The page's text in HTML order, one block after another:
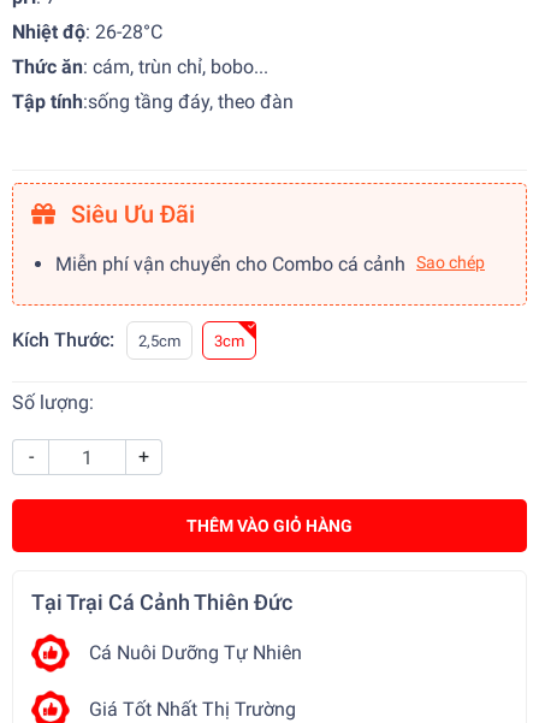
Nhiệt độ: 26-28°C
Thức ăn: cám, trùn chỉ, bobo...
Tập tính:sống tầng đáy, theo đàn
Siêu Ưu Đãi
Miễn phí vận chuyển cho Combo cá cảnh Sao chép
Kích Thước: 2,5cm 3cm
Số lượng:
- +
THÊM VÀO GIỎ HÀNG
Tại Trại Cá Cảnh Thiên Đức
Cá Nuôi Dưỡng Tự Nhiên
Giá Tốt Nhất Thị Trường